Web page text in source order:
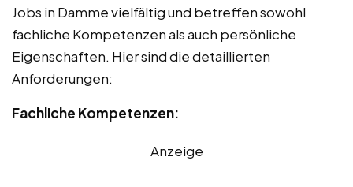
Jobs in Damme vielfältig und betreffen sowohl
fachliche Kompetenzen als auch persönliche
Eigenschaften. Hier sind die detaillierten
Anforderungen:
Fachliche Kompetenzen:
Anzeige